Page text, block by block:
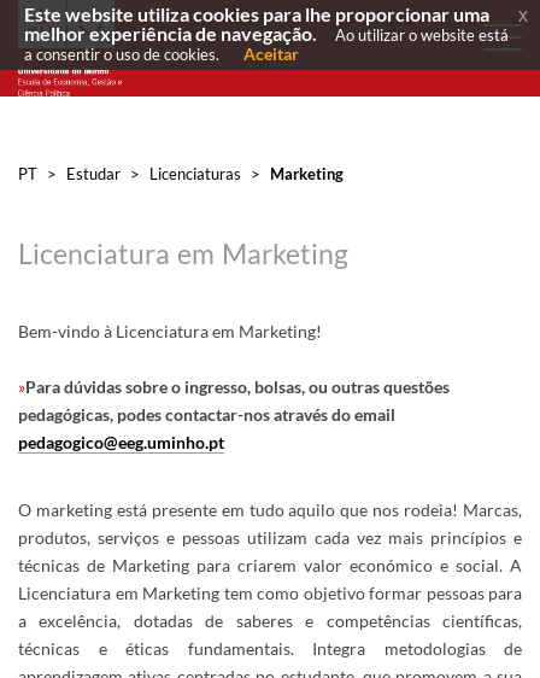
PT > Estudar > Licenciaturas > Marketing
Licenciatura em Marketing
Bem-vindo à Licenciatura em Marketing!
»Para dúvidas sobre o ingresso, bolsas, ou outras questões
pedagógicas, podes contactar-nos através do email
pedagogico@eeg.uminho.pt
O marketing está presente em tudo aquilo que nos rodeia! Marcas,
produtos, serviços e pessoas utilizam cada vez mais princípios e
técnicas de Marketing para criarem valor económico e social. A
Licenciatura em Marketing tem como objetivo formar pessoas para
a excelência, dotadas de saberes e competências científicas,
técnicas e éticas fundamentais. Integra metodologias de
Este website utiliza cookies para lhe proporcionar uma
melhor experiência de navegação.
Ao utilizar o website está
a consentir o uso de cookies.
Aceitar
x